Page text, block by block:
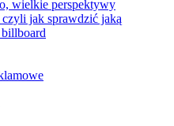
wielkie perspektywy
jak sprawdzić jaką